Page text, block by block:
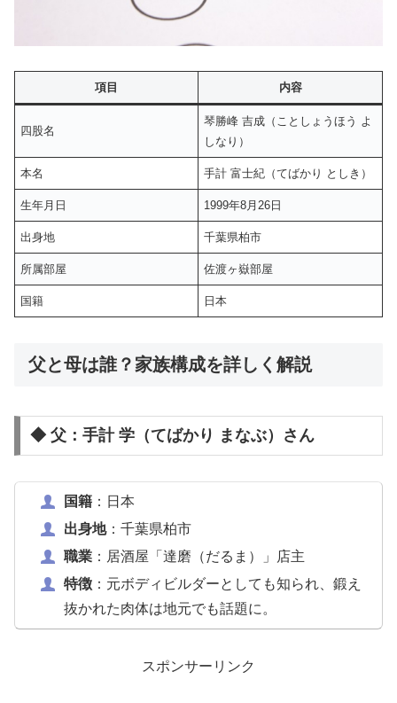
項目 内容
四股名
琴勝峰 吉成（ことしょうほう よ
しなり）
本名 手計 富士紀（てばかり としき）
生年月日 1999年8月26日
出身地 千葉県柏市
所属部屋 佐渡ヶ嶽部屋
国籍 日本
父と母は誰？家族構成を詳しく解説
◆ 父：手計 学（てばかり まなぶ）さん
国籍：日本
出身地：千葉県柏市
職業：居酒屋「達磨（だるま）」店主
特徴：元ボディビルダーとしても知られ、鍛え
抜かれた肉体は地元でも話題に。
スポンサーリンク